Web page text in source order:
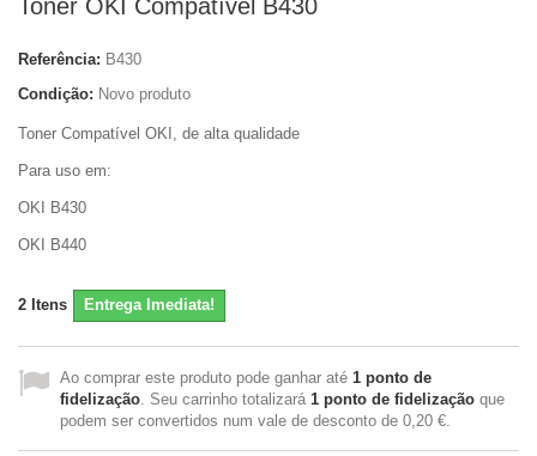
Toner OKI Compatível B430
Referência: B430
Condição: Novo produto
Toner Compatível OKI, de alta qualidade
Para uso em:
OKI B430
OKI B440
2 Itens Entrega Imediata!
Ao comprar este produto pode ganhar até 1 ponto de
fidelização. Seu carrinho totalizará 1 ponto de fidelização que
podem ser convertidos num vale de desconto de 0,20 €.